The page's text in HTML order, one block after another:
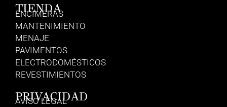
TIENDA
ENCIMERAS
MANTENIMIENTO
MENAJE
PAVIMENTOS
ELECTRODOMÉSTICOS
REVESTIMIENTOS
PRIVACIDAD
AVISO LEGAL